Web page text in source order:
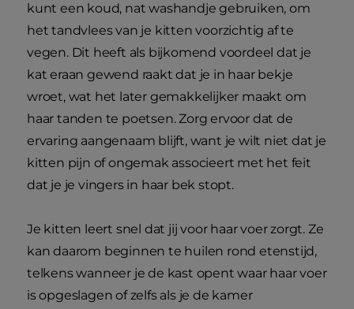
kunt een koud, nat washandje gebruiken, om
het tandvlees van je kitten voorzichtig af te
vegen. Dit heeft als bijkomend voordeel dat je
kat eraan gewend raakt dat je in haar bekje
wroet, wat het later gemakkelijker maakt om
haar tanden te poetsen. Zorg ervoor dat de
ervaring aangenaam blijft, want je wilt niet dat je
kitten pijn of ongemak associeert met het feit
dat je je vingers in haar bek stopt.
Je kitten leert snel dat jij voor haar voer zorgt. Ze
kan daarom beginnen te huilen rond etenstijd,
telkens wanneer je de kast opent waar haar voer
is opgeslagen of zelfs als je de kamer